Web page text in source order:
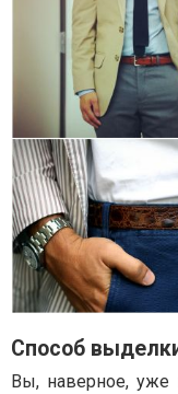
Способ
Вы, наверное, уже